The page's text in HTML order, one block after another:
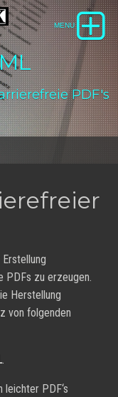
PDF's
PDFs zu erzeugen.
Herstellung
von folgenden
.
PDF‘s